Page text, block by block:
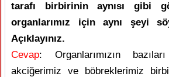
tarafı birbirinin aynısı gibi
organlarımız için aynı şeyi
Açıklayınız.
Cevap: Organlarımızın
akciğerimiz ve böbreklerimiz